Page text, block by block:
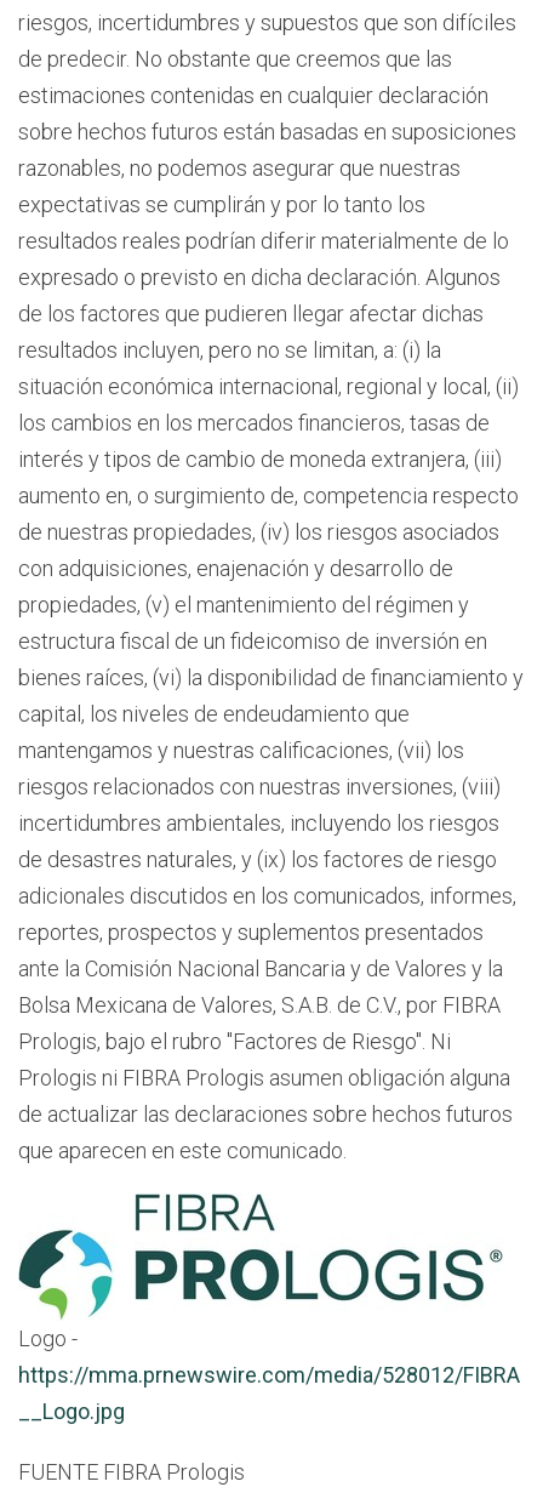
riesgos, incertidumbres y supuestos que son difíciles
de predecir. No obstante que creemos que las
estimaciones contenidas en cualquier declaración
sobre hechos futuros están basadas en suposiciones
razonables, no podemos asegurar que nuestras
expectativas se cumplirán y por lo tanto los
resultados reales podrían diferir materialmente de lo
expresado o previsto en dicha declaración. Algunos
de los factores que pudieren llegar afectar dichas
resultados incluyen, pero no se limitan, a: (i) la
situación económica internacional, regional y local, (ii)
los cambios en los mercados financieros, tasas de
interés y tipos de cambio de moneda extranjera, (iii)
aumento en, o surgimiento de, competencia respecto
de nuestras propiedades, (iv) los riesgos asociados
con adquisiciones, enajenación y desarrollo de
propiedades, (v) el mantenimiento del régimen y
estructura fiscal de un fideicomiso de inversión en
bienes raíces, (vi) la disponibilidad de financiamiento y
capital, los niveles de endeudamiento que
mantengamos y nuestras calificaciones, (vii) los
riesgos relacionados con nuestras inversiones, (viii)
incertidumbres ambientales, incluyendo los riesgos
de desastres naturales, y (ix) los factores de riesgo
adicionales discutidos en los comunicados, informes,
reportes, prospectos y suplementos presentados
ante la Comisión Nacional Bancaria y de Valores y la
Bolsa Mexicana de Valores, S.A.B. de C.V., por FIBRA
Prologis, bajo el rubro "Factores de Riesgo". Ni
Prologis ni FIBRA Prologis asumen obligación alguna
de actualizar las declaraciones sobre hechos futuros
que aparecen en este comunicado.
Logo -
https://mma.prnewswire.com/media/528012/FIBRA
__Logo.jpg
FUENTE FIBRA Prologis